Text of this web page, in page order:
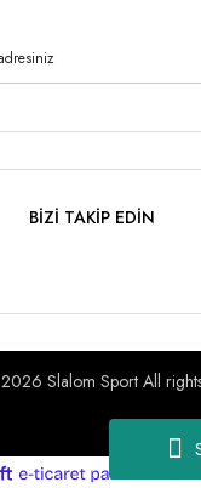
BİZİ TAKİP EDİN
Slalom Sport All
ideasoft